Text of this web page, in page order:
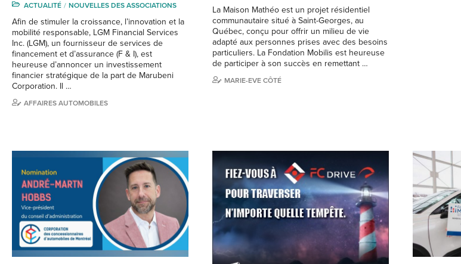
ACTUALITÉ NOUVELLES DES ASSOCIATIONS
Afin de stimuler la croissance, l’innovation et la
mobilité responsable, LGM Financial Services
Inc. (LGM), un fournisseur de services de
financement et d’assurance (F & I), est
heureuse d’annoncer un investissement
financier stratégique de la part de Marubeni
Corporation. Il …
AFFAIRES AUTOMOBILES
La Maison Mathéo est un projet résidentiel
communautaire situé à Saint-Georges, au
Québec, conçu pour offrir un milieu de vie
adapté aux personnes prises avec des besoins
particuliers. La Fondation Mobilis est heureuse
de participer à son succès en remettant …
MARIE-EVE CÔTÉ